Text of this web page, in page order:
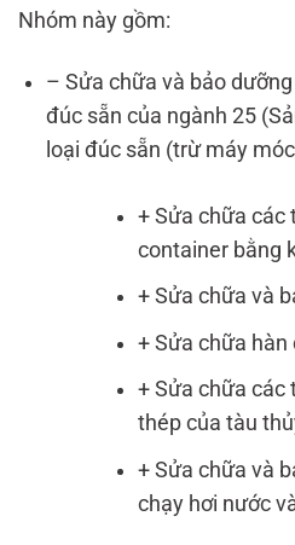
Nhóm này gồm:
– Sửa chữa và bảo
đúc sẵn của ngành 25
loại đúc sẵn (trừ máy
+ Sửa chữa các
container bằng
+ Sửa chữa và
+ Sửa chữa hàn
+ Sửa chữa các
thép của tàu
+ Sửa chữa và
chạy hơi nước